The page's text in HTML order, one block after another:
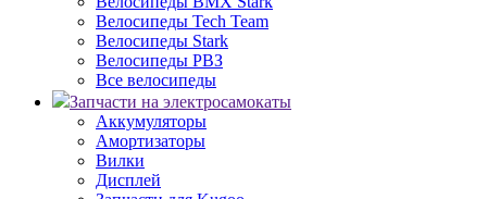
Велосипеды Tech Team
Велосипеды Stark
Велосипеды РВЗ
Все велосипеды
Запчасти на электросамокаты
Аккумуляторы
Амортизаторы
Вилки
Дисплей